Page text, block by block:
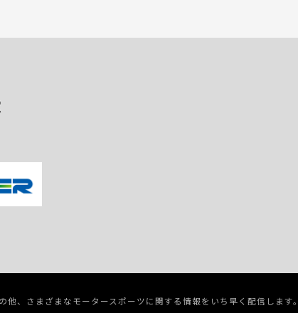
、さまざまなモータースポーツに関する情報をいち早く配信します。